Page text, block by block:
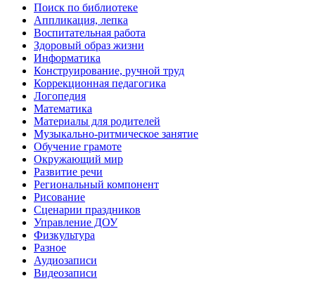
Поиск по библиотеке
Аппликация, лепка
Воспитательная работа
Здоровый образ жизни
Информатика
Конструирование, ручной труд
Коррекционная педагогика
Логопедия
Математика
Материалы для родителей
Музыкально-ритмическое занятие
Обучение грамоте
Окружающий мир
Развитие речи
Региональный компонент
Рисование
Сценарии праздников
Управление ДОУ
Физкультура
Разное
Аудиозаписи
Видеозаписи